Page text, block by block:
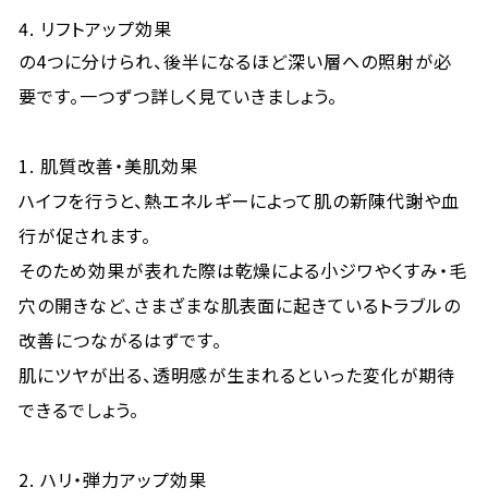
リフトアップ効果
の4つに分けられ、後半になるほど深い層への照射が必
要です。一つずつ詳しく見ていきましょう。
1. 肌質改善・美肌効果
ハイフを行うと、熱エネルギーによって肌の新陳代謝や血
行が促されます。
そのため効果が表れた際は乾燥による小ジワやくすみ・毛
穴の開きなど、さまざまな肌表面に起きているトラブルの
改善につながるはずです。
肌にツヤが出る、透明感が生まれるといった変化が期待
できるでしょう。
2. ハリ・弾力アップ効果